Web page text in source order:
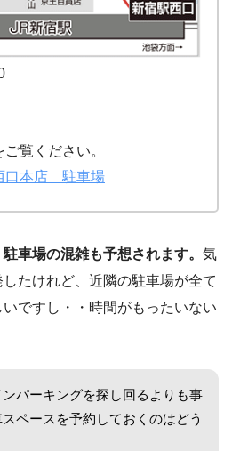
覧ください。
口本店 駐車場
車場の混雑も予想されます。 気
たけれど、近隣の駐車場が全て
ですし・・時間がもったいない
パーキングを探し回るよりも事
ペースを予約しておくのはどう